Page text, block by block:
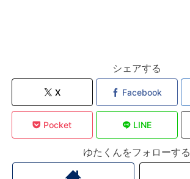
シェアする
X Facebook
Pocket LINE
ゆたくんをフォローする